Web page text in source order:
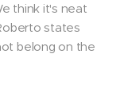
think it's neat
states
belong on the